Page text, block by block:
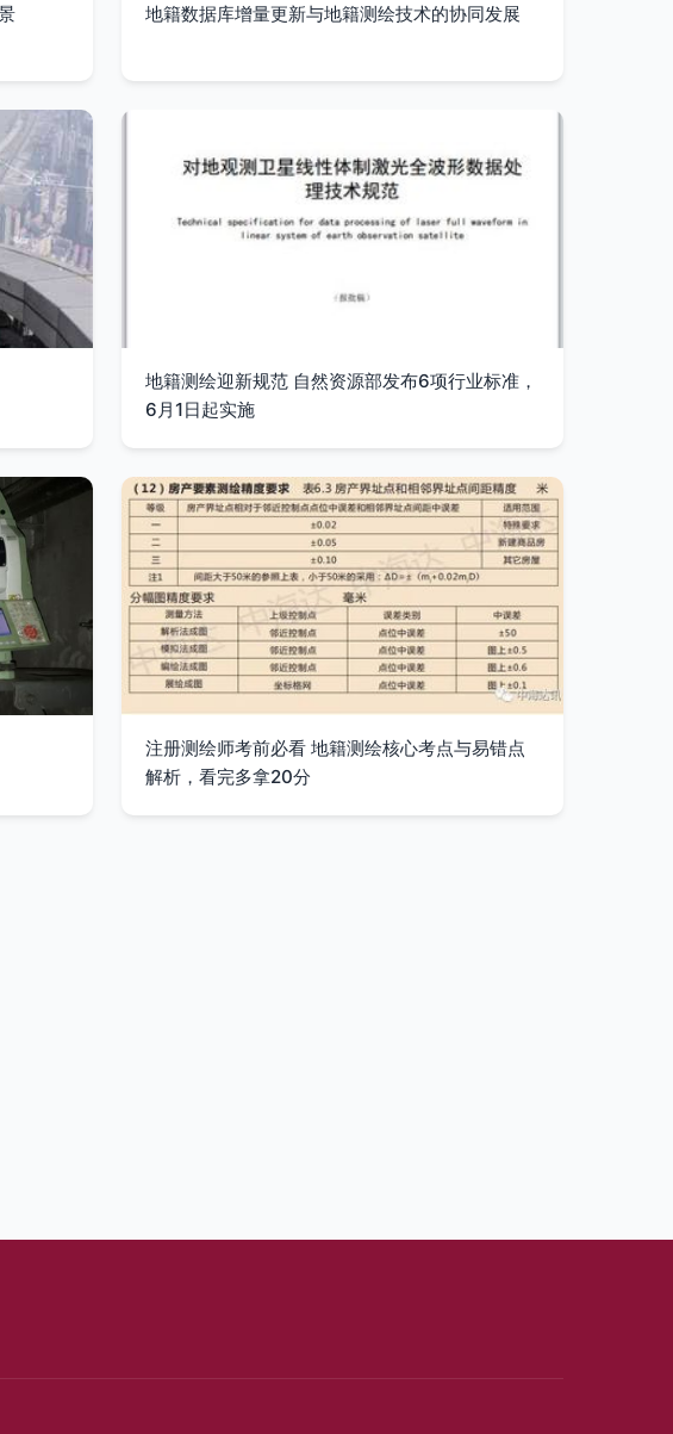
地籍数据库增量更新与地籍测绘技术的协同发展
地籍测绘迎新规范 自然资源部发布6项行业标准，
6月1日起实施
注册测绘师考前必看 地籍测绘核心考点与易错点
解析，看完多拿20分